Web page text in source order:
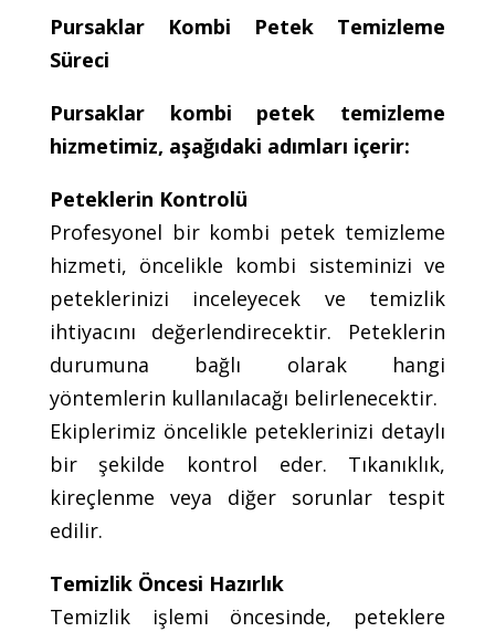
Pursaklar Kombi Petek Temizleme
Süreci
Pursaklar kombi petek temizleme
hizmetimiz, aşağıdaki adımları içerir:
Peteklerin Kontrolü
Profesyonel bir kombi petek temizleme
hizmeti, öncelikle kombi sisteminizi ve
peteklerinizi inceleyecek ve temizlik
ihtiyacını değerlendirecektir. Peteklerin
durumuna bağlı olarak hangi
yöntemlerin kullanılacağı belirlenecektir.
Ekiplerimiz öncelikle peteklerinizi detaylı
bir şekilde kontrol eder. Tıkanıklık,
kireçlenme veya diğer sorunlar tespit
edilir.
Temizlik Öncesi Hazırlık
Temizlik işlemi öncesinde, peteklere